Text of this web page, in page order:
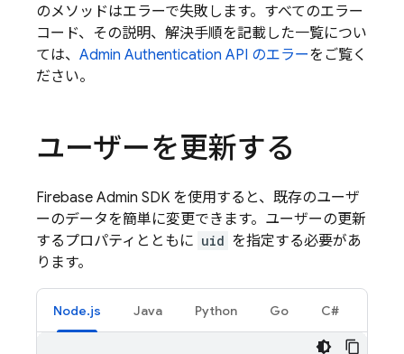
のメソッドはエラーで失敗します。すべてのエラー
コード、その説明、解決手順を記載した一覧につい
ては、 Admin Authentication API のエラーをご覧く
ださい。
ユーザーを更新する
Firebase Admin SDK を使用すると、既存のユーザ
ーのデータを簡単に変更できます。ユーザーの更新
するプロパティとともに uid を指定する必要があ
ります。
Node.js Java Python Go C#